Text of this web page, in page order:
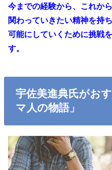
今までの経験から、これか
関わっていきたい精神を持
可能にしていくために挑戦
す。
宇佐美進典氏がお
マ人の物語」